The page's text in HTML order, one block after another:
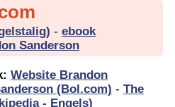
-ebook
Sanderson
Website Brandon
(Bol.com) - The
- Engels)